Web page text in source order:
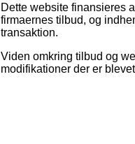
Dette website finansieres
firmaernes tilbud, og
transaktion.
Viden omkring tilbud og
modifikationer der er